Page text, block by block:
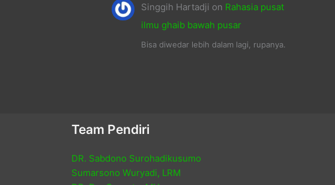
Singgih Hartadji on Rahasia pusat
ilmu ghaib bawah pusar
Bisa diwedar lebih dalam lagi, rupanya.
Team Pendiri
DR. Sabdono Surohadikusumo
Sumarsono Wuryadi, LRM